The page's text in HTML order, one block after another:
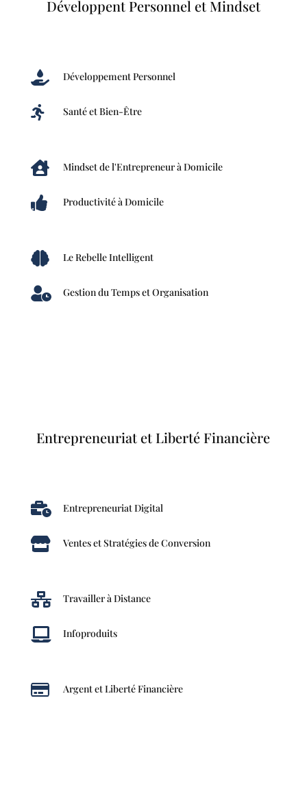
Développent Personnel et Mindset
 Développement Personnel
 Santé et Bien-Être
 Mindset de l'Entrepreneur à Domicile
 Productivité à Domicile
 Le Rebelle Intelligent
 Gestion du Temps et Organisation
Entrepreneuriat et Liberté Financière
 Entrepreneuriat Digital
 Ventes et Stratégies de Conversion
 Travailler à Distance
 Infoproduits
 Argent et Liberté Financière